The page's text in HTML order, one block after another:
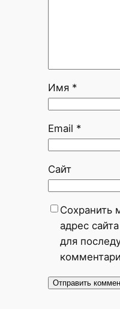
Имя *
Email *
Сайт
Сохранить
адрес
для